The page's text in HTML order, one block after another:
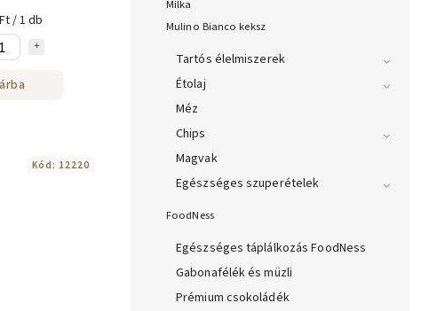
Milka
Mulino Bianco keksz
Tartós élelmiszerek
Étolaj
Méz
Chips
Magvak
Egészséges szuperételek
FoodNess
Egészséges táplálkozás FoodNess
Gabonafélék és müzli
Prémium csokoládék
/ 1 db
Kód: 12220